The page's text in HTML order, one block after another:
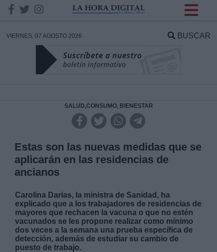
VIERNES, 07 AGOSTO 2026 BUSCAR
SALUD,CONSUMO, BIENESTAR
Estas son las nuevas medidas que se
aplicarán en las residencias de
ancianos
Carolina Darias, la ministra de Sanidad, ha
explicado que a los trabajadores de residencias de
mayores que rechacen la vacuna o que no estén
vacunados se les propone realizar como mínimo
dos veces a la semana una prueba específica de
detección, además de estudiar su cambio de
puesto de trabajo.
DATOS
Responsable:
Legitimación:
Destinatarios: